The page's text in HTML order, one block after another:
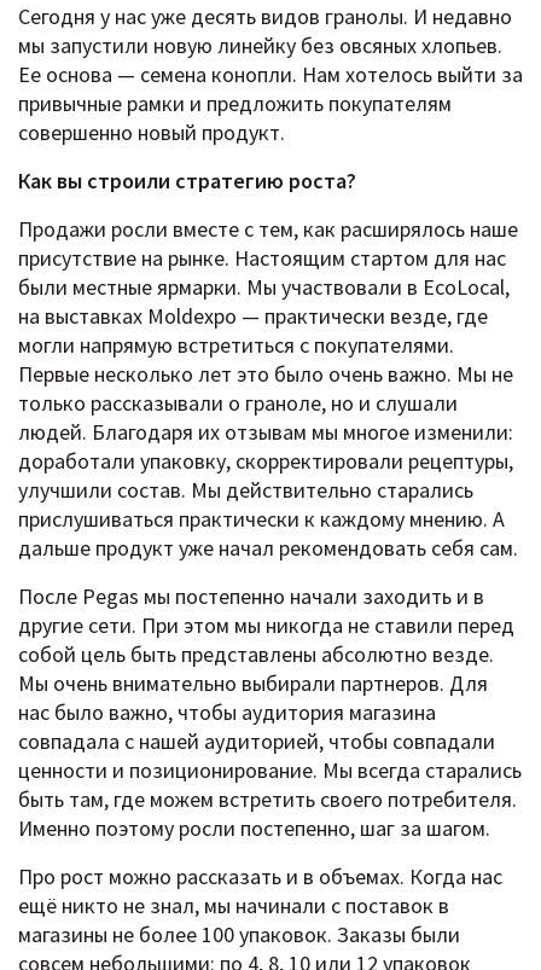
Сегодня у нас уже десять видов гранолы. И недавно
мы запустили новую линейку без овсяных хлопьев.
Ее основа — семена конопли. Нам хотелось выйти за
привычные рамки и предложить покупателям
совершенно новый продукт.
Как вы строили стратегию роста?
Продажи росли вместе с тем, как расширялось наше
присутствие на рынке. Настоящим стартом для нас
были местные ярмарки. Мы участвовали в EcoLocal,
на выставках Moldexpo — практически везде, где
могли напрямую встретиться с покупателями.
Первые несколько лет это было очень важно. Мы не
только рассказывали о граноле, но и слушали
людей. Благодаря их отзывам мы многое изменили:
доработали упаковку, скорректировали рецептуры,
улучшили состав. Мы действительно старались
прислушиваться практически к каждому мнению. А
дальше продукт уже начал рекомендовать себя сам.
После Pegas мы постепенно начали заходить и в
другие сети. При этом мы никогда не ставили перед
собой цель быть представлены абсолютно везде.
Мы очень внимательно выбирали партнеров. Для
нас было важно, чтобы аудитория магазина
совпадала с нашей аудиторией, чтобы совпадали
ценности и позиционирование. Мы всегда старались
быть там, где можем встретить своего потребителя.
Именно поэтому росли постепенно, шаг за шагом.
Про рост можно рассказать и в объемах. Когда нас
ещё никто не знал, мы начинали с поставок в
магазины не более 100 упаковок. Заказы были
совсем небольшими: по 4, 8, 10 или 12 упаковок